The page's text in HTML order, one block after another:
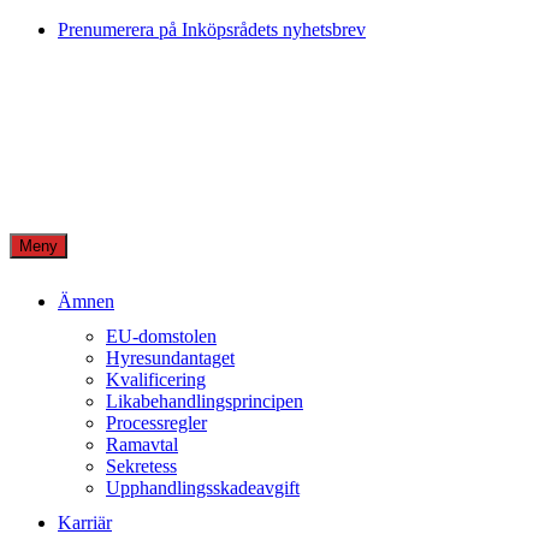
Skip
Prenumerera på Inköpsrådets nyhetsbrev
Meny
Ämnen
EU-domstolen
Hyresundantaget
Kvalificering
Likabehandlingsprincipen
Processregler
Ramavtal
Sekretess
Upphandlingsskadeavgift
Karriär